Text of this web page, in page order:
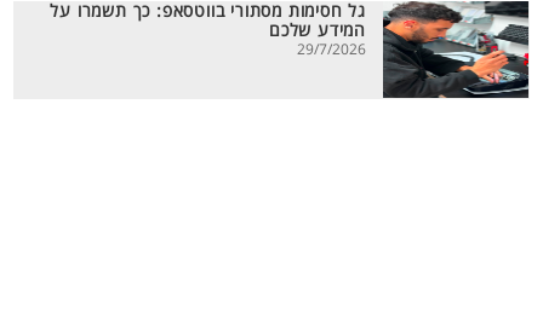
גל חסימות מסתורי בווטסאפ: כך תשמרו על
המידע שלכם
29/7/2026